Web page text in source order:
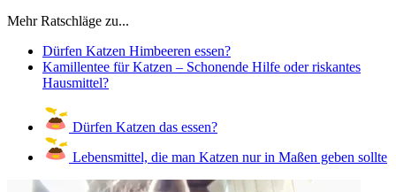
Mehr Ratschläge zu...
Dürfen Katzen Himbeeren essen?
Kamillentee für Katzen – Schonende Hilfe oder riskantes
Hausmittel?
Dürfen Katzen das essen?
Lebensmittel, die man Katzen nur in Maßen geben sollte